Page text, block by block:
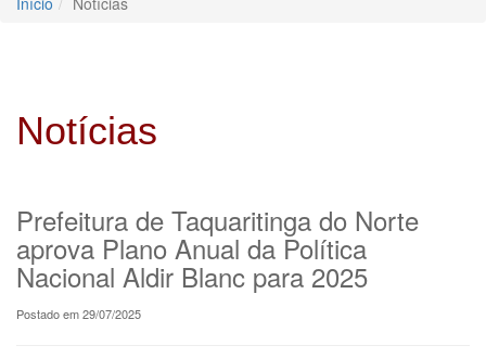
Notícias
Prefeitura de Taquaritinga do Norte
aprova Plano Anual da Política
Nacional Aldir Blanc para 2025
Postado em 29/07/2025